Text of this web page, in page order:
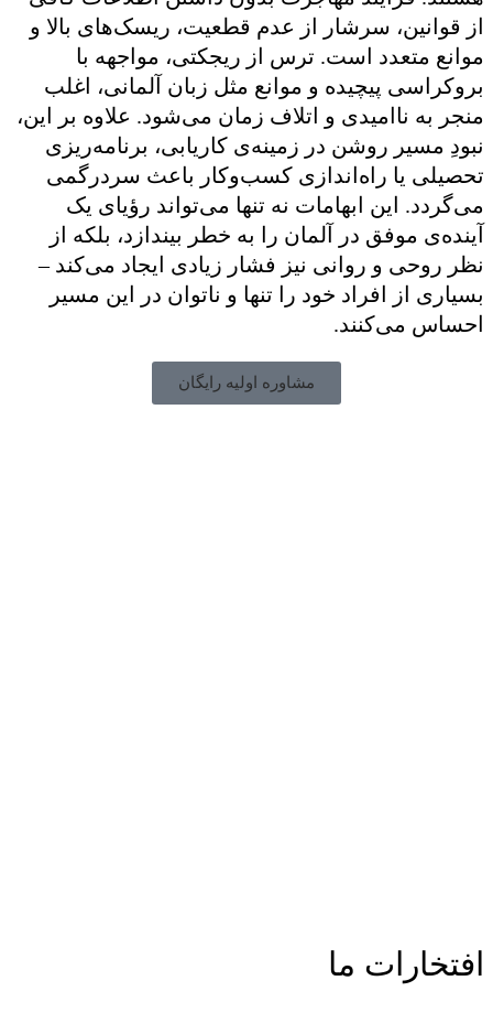
از قوانین، سرشار از عدم قطعیت، ریسک‌های بالا و
موانع متعدد است. ترس از ریجکتی، مواجهه با
بروکراسی پیچیده و موانع مثل زبان آلمانی، اغلب
منجر به ناامیدی و اتلاف زمان می‌شود. علاوه بر این،
نبودِ مسیر روشن در زمینه‌ی کاریابی، برنامه‌ریزی
تحصیلی یا راه‌اندازی کسب‌وکار باعث سردرگمی
می‌گردد. این ابهامات نه تنها می‌تواند رؤیای یک
آینده‌ی موفق در آلمان را به خطر بیندازد، بلکه از
نظر روحی و روانی نیز فشار زیادی ایجاد می‌کند –
بسیاری از افراد خود را تنها و ناتوان در این مسیر
احساس می‌کنند.
مشاوره اولیه رایگان
افتخارات ما